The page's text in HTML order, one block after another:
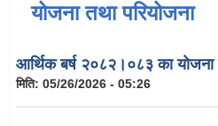
योजना तथा परियोजना
आर्थिक बर्ष २०८२।०८३ का योजना
मिति: 05/26/2026 - 05:26